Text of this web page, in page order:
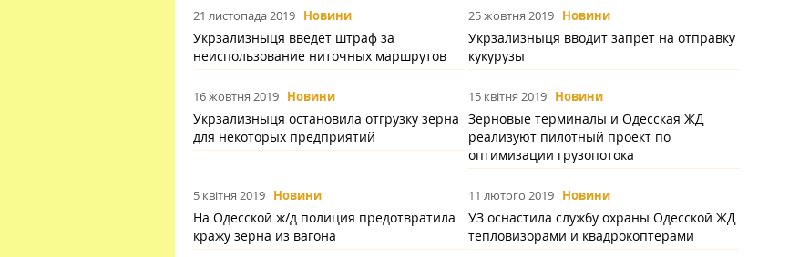
21 листопада 2019 Новини
Укрзализныця введет штраф за
неиcпользование ниточных маршрутов
25 жовтня 2019 Новини
Укрзализныця вводит запрет на отправку
кукурузы
16 жовтня 2019 Новини
Укрзализныця остановила отгрузку зерна
для некоторых предприятий
15 квітня 2019 Новини
Зерновые терминалы и Одесская ЖД
реализуют пилотный проект по
оптимизации грузопотока
5 квітня 2019 Новини
На Одесской ж/д полиция предотвратила
кражу зерна из вагона
11 лютого 2019 Новини
УЗ оснастила службу охраны Одесской ЖД
тепловизорами и квадрокоптерами